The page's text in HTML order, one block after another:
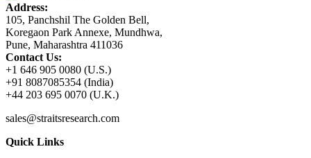
Address:
105, Panchshil The Golden Bell,
Koregaon Park Annexe, Mundhwa,
Pune, Maharashtra 411036
Contact Us:
+1 646 905 0080 (U.S.)
+91 8087085354 (India)
+44 203 695 0070 (U.K.)
sales@straitsresearch.com
Quick Links